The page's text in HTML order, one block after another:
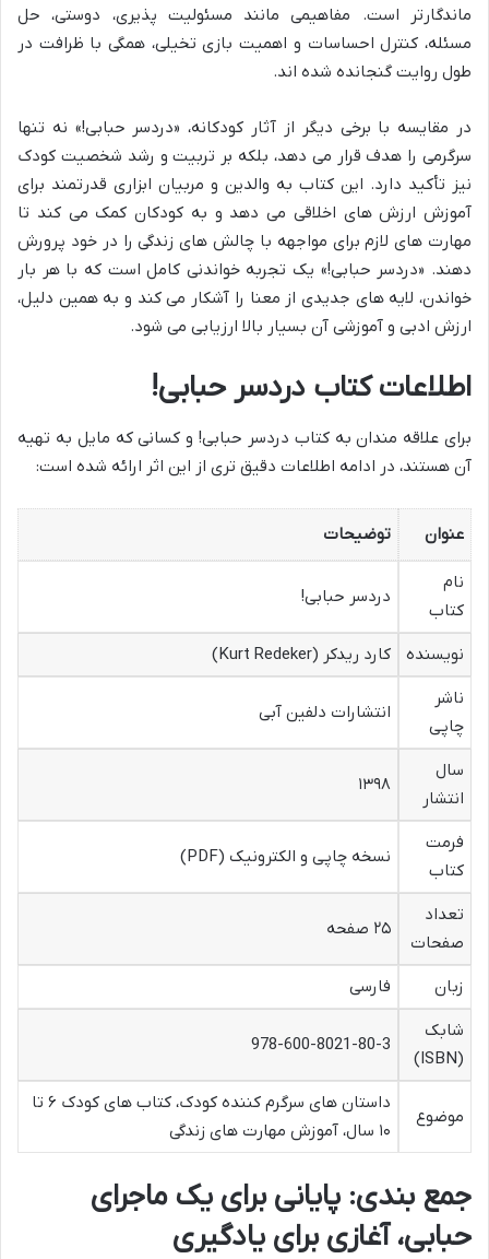
ماندگارتر است. مفاهیمی مانند مسئولیت پذیری، دوستی، حل
مسئله، کنترل احساسات و اهمیت بازی تخیلی، همگی با ظرافت در
طول روایت گنجانده شده اند.
در مقایسه با برخی دیگر از آثار کودکانه، «دردسر حبابی!» نه تنها
سرگرمی را هدف قرار می دهد، بلکه بر تربیت و رشد شخصیت کودک
نیز تأکید دارد. این کتاب به والدین و مربیان ابزاری قدرتمند برای
آموزش ارزش های اخلاقی می دهد و به کودکان کمک می کند تا
مهارت های لازم برای مواجهه با چالش های زندگی را در خود پرورش
دهند. «دردسر حبابی!» یک تجربه خواندنی کامل است که با هر بار
خواندن، لایه های جدیدی از معنا را آشکار می کند و به همین دلیل،
ارزش ادبی و آموزشی آن بسیار بالا ارزیابی می شود.
اطلاعات کتاب دردسر حبابی!
برای علاقه مندان به کتاب دردسر حبابی! و کسانی که مایل به تهیه
آن هستند، در ادامه اطلاعات دقیق تری از این اثر ارائه شده است:
عنوان توضیحات
نام
کتاب
دردسر حبابی!
نویسنده
کارد ریدکر (Kurt Redeker)
ناشر
چاپی
انتشارات دلفین آبی
سال
انتشار
۱۳۹۸
فرمت
کتاب
نسخه چاپی و الکترونیک (PDF)
تعداد
صفحات
۲۵ صفحه
زبان
فارسی
شابک
(ISBN)
978-600-8021-80-3
موضوع
داستان های سرگرم کننده کودک، کتاب های کودک ۶ تا
۱۰ سال، آموزش مهارت های زندگی
جمع بندی: پایانی برای یک ماجرای
حبابی، آغازی برای یادگیری